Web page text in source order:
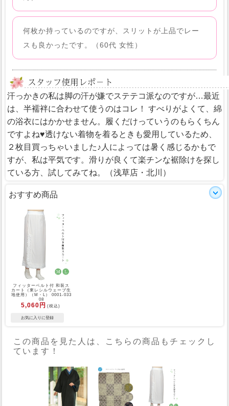
何枚か持っているのですが、スリットが上品でレー
スも良かったです。（60代 女性）
汗っかきの私は脚の汗が嫌でステテコ派なのですが…最近
は、半襦袢に合わせて使うのはコレ！ すべりがよくて、綿
の浴衣にはかかせません。履くだけっていうのもらくちん
ですよね♥透けない着物を着るときも愛用しているため、
２枚目買っちゃいました♪人によっては暑く感じるかもで
すが、私は平気です。滑りが良くて楽チンな裾除けを探し
ている方、試してみてね。
（浅草店・北川）
おすすめ商品
フィッターベルト付 和装ス
カート（東レシルウェーブ生
地使用）（M・L） 0001-033
08
5,060円 (税込)
この商品を見た人は、こちらの商品もチェックし
ています！